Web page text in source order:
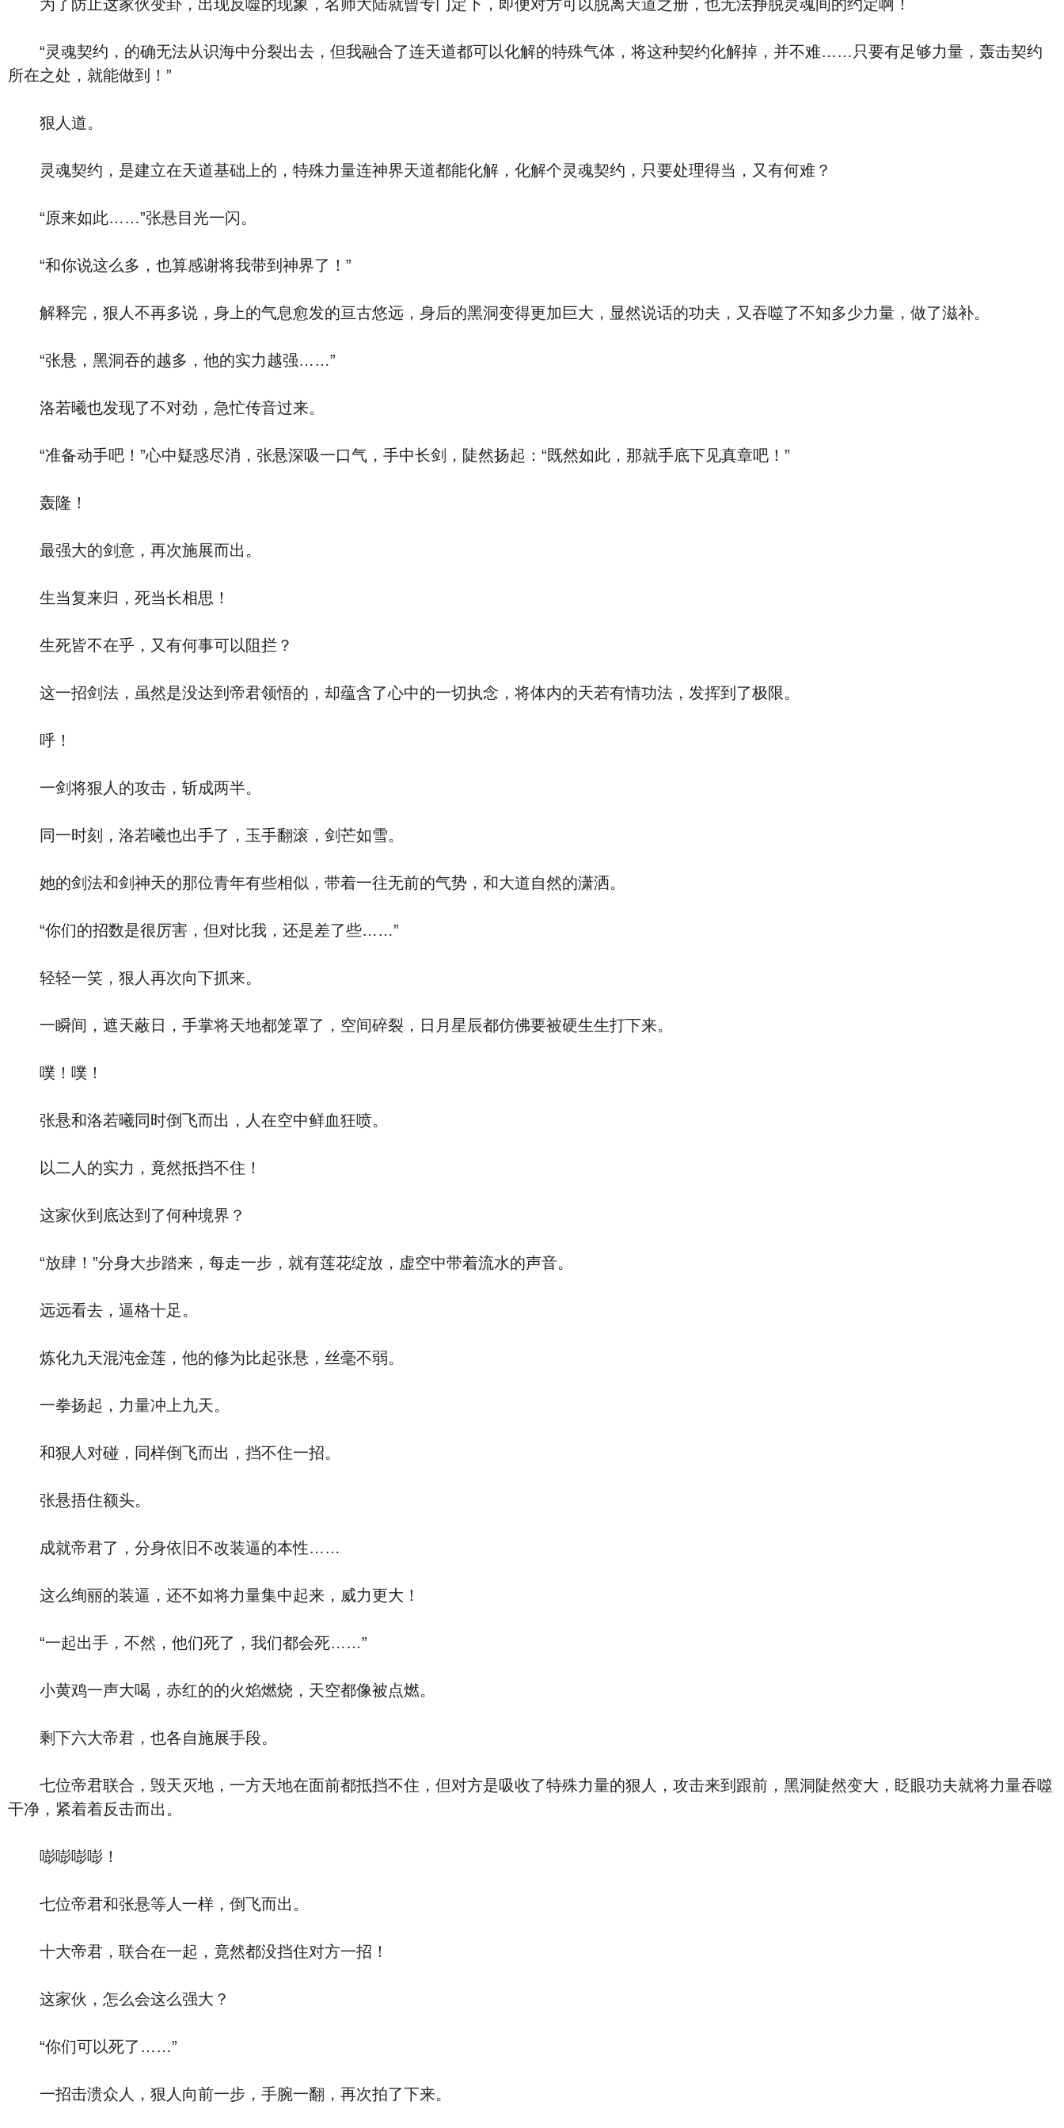
为了防止这家伙变卦，出现反噬的现象，名师大陆就曾专门定下，即便对方可以脱离天道之册，也无法挣脱灵魂间的约定啊！
“灵魂契约，的确无法从识海中分裂出去，但我融合了连天道都可以化解的特殊气体，将这种契约化解掉，并不难……只要有足够力量，轰击契约
所在之处，就能做到！”
狠人道。
灵魂契约，是建立在天道基础上的，特殊力量连神界天道都能化解，化解个灵魂契约，只要处理得当，又有何难？
“原来如此……”张悬目光一闪。
“和你说这么多，也算感谢将我带到神界了！”
解释完，狠人不再多说，身上的气息愈发的亘古悠远，身后的黑洞变得更加巨大，显然说话的功夫，又吞噬了不知多少力量，做了滋补。
“张悬，黑洞吞的越多，他的实力越强……”
洛若曦也发现了不对劲，急忙传音过来。
“准备动手吧！”心中疑惑尽消，张悬深吸一口气，手中长剑，陡然扬起：“既然如此，那就手底下见真章吧！”
轰隆！
最强大的剑意，再次施展而出。
生当复来归，死当长相思！
生死皆不在乎，又有何事可以阻拦？
这一招剑法，虽然是没达到帝君领悟的，却蕴含了心中的一切执念，将体内的天若有情功法，发挥到了极限。
呼！
一剑将狠人的攻击，斩成两半。
同一时刻，洛若曦也出手了，玉手翻滚，剑芒如雪。
她的剑法和剑神天的那位青年有些相似，带着一往无前的气势，和大道自然的潇洒。
“你们的招数是很厉害，但对比我，还是差了些……”
轻轻一笑，狠人再次向下抓来。
一瞬间，遮天蔽日，手掌将天地都笼罩了，空间碎裂，日月星辰都仿佛要被硬生生打下来。
噗！噗！
张悬和洛若曦同时倒飞而出，人在空中鲜血狂喷。
以二人的实力，竟然抵挡不住！
这家伙到底达到了何种境界？
“放肆！”分身大步踏来，每走一步，就有莲花绽放，虚空中带着流水的声音。
远远看去，逼格十足。
炼化九天混沌金莲，他的修为比起张悬，丝毫不弱。
一拳扬起，力量冲上九天。
和狠人对碰，同样倒飞而出，挡不住一招。
张悬捂住额头。
成就帝君了，分身依旧不改装逼的本性……
这么绚丽的装逼，还不如将力量集中起来，威力更大！
“一起出手，不然，他们死了，我们都会死……”
小黄鸡一声大喝，赤红的的火焰燃烧，天空都像被点燃。
剩下六大帝君，也各自施展手段。
七位帝君联合，毁天灭地，一方天地在面前都抵挡不住，但对方是吸收了特殊力量的狠人，攻击来到跟前，黑洞陡然变大，眨眼功夫就将力量吞噬
干净，紧着着反击而出。
嘭嘭嘭嘭！
七位帝君和张悬等人一样，倒飞而出。
十大帝君，联合在一起，竟然都没挡住对方一招！
这家伙，怎么会这么强大？
“你们可以死了……”
一招击溃众人，狠人向前一步，手腕一翻，再次拍了下来。